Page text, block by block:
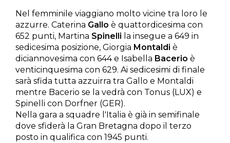
Nel femminile viaggiano molto vicine tra loro le
azzurre. Caterina Gallo è quattordicesima con
652 punti, Martina Spinelli la insegue a 649 in
sedicesima posizione, Giorgia Montaldi è
diciannovesima con 644 e Isabella Bacerio è
venticinquesima con 629. Ai sedicesimi di finale
sarà sfida tutta azzuirra tra Gallo e Montaldi
mentre Bacerio se la vedrà con Tonus (LUX) e
Spinelli con Dorfner (GER).
Nella gara a squadre l'Italia è già in semifinale
dove sfiderà la Gran Bretagna dopo il terzo
posto in qualifica con 1945 punti.